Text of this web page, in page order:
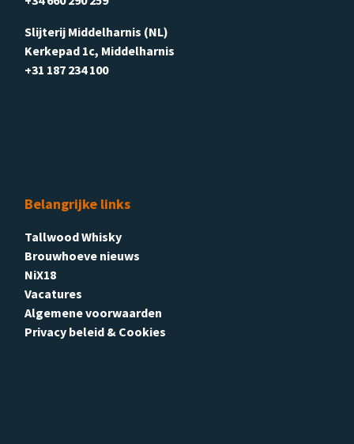
Slijterij Middelharnis (NL)
Kerkepad 1c, Middelharnis
+31 187 234 100
Belangrijke links
Tallwood Whisky
Brouwhoeve nieuws
NiX18
Vacatures
Algemene voorwaarden
Privacy beleid & Cookies